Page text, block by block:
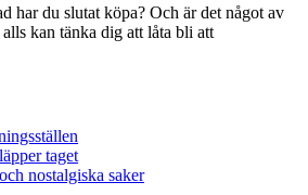
har du slutat köpa? Och är det något av
kan tänka dig att låta bli att
taget
nostalgiska saker